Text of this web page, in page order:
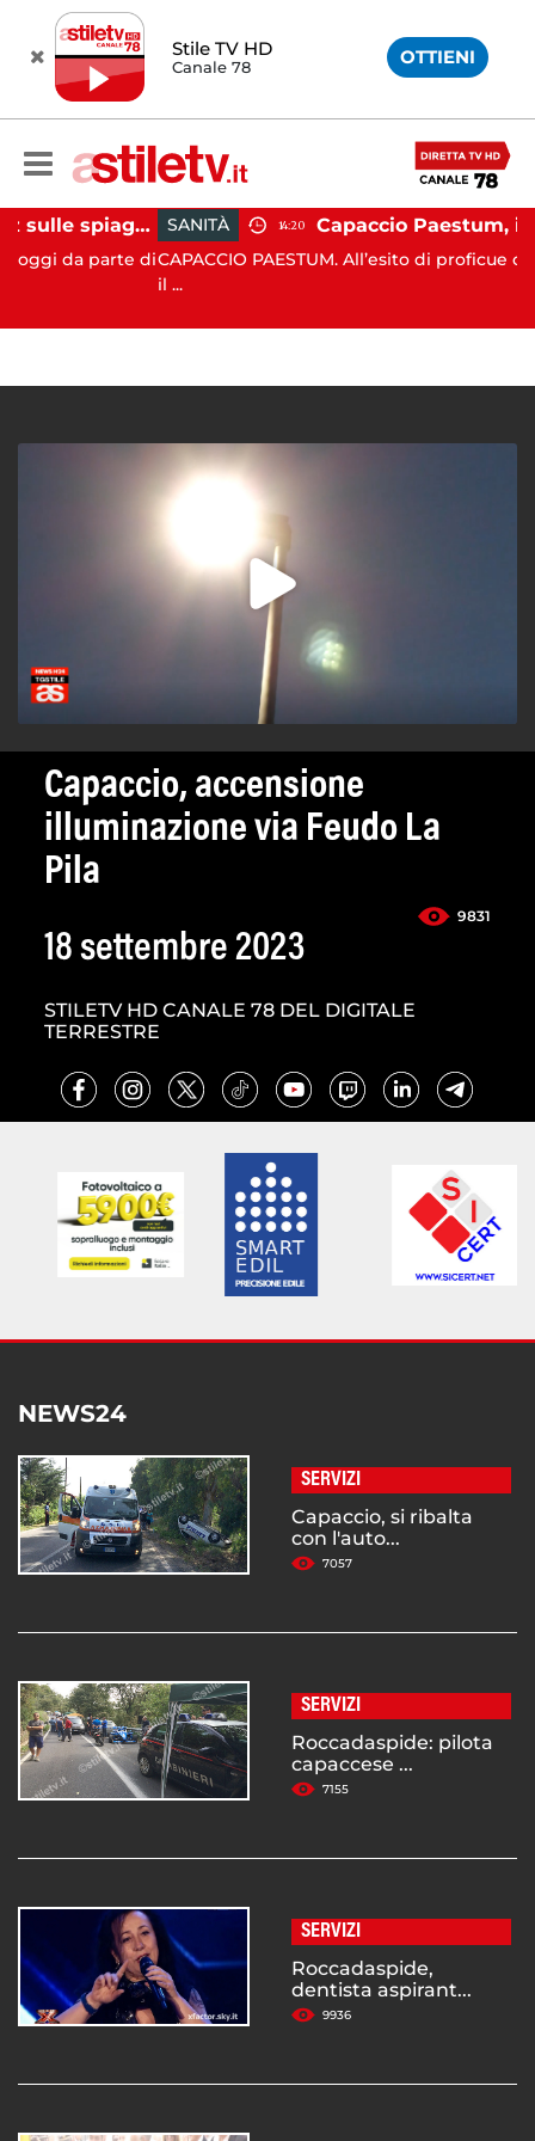
Stile TV HD
Canale 78 OTTIENI
Montecorice, blitz sulle spiagge libere: sequestrati oltre 300 ombrelloni e lettini lasciati sull’arenile
parte di
SANITÀ 14:20
CAPACCIO PAESTUM. All’esito di proficue
Capaccio, accensione
illuminazione via Feudo La
Pila
9831
18 settembre 2023
STILETV HD CANALE 78 DEL DIGITALE
TERRESTRE
NEWS24
SERVIZI
Capaccio, si ribalta
con l'auto...
7057
SERVIZI
Roccadaspide: pilota
capaccese ...
7155
SERVIZI
Roccadaspide,
dentista aspirant...
9936